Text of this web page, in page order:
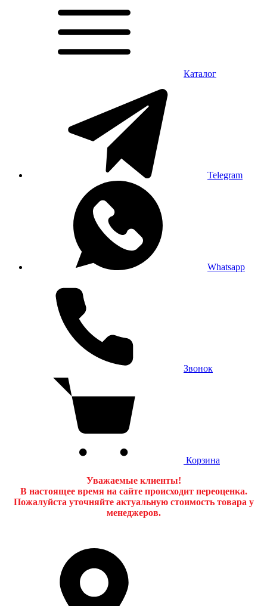
Каталог
Telegram
Whatsapp
Звонок
Корзина
Уважаемые клиенты!
В настоящее время на сайте происходит переоценка.
Пожалуйста уточняйте актуальную стоимость товара у
менеджеров.